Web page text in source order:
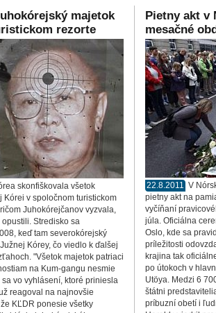
majetok
rezorte
skonfiškovala všetok
Kórei v spoločnom turistickom
Juhokórejčanov vyzvala,
Stredisko sa
keď tam severokórejský
Kórey, čo viedlo k ďalšej
"Všetok majetok patriaci
na Kum-gangu nesmie
vo vyhlásení, ktoré priniesla
reagoval na najnovšie
KĽDR ponesie všetky
Pietny akt v
mesačné
22.8.2011 V
pietny akt na
vyčíňaní
júla. Oficiálna
Oslo, kde sa
príležitosti
krajina tak
po útokoch v
Utöya. Medzi 6
štátni
príbuzní obetí i